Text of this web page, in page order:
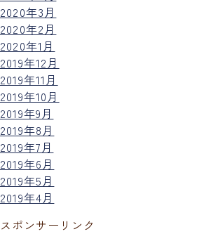
2020年3月
2020年2月
2020年1月
2019年12月
2019年11月
2019年10月
2019年9月
2019年8月
2019年7月
2019年6月
2019年5月
2019年4月
スポンサーリンク